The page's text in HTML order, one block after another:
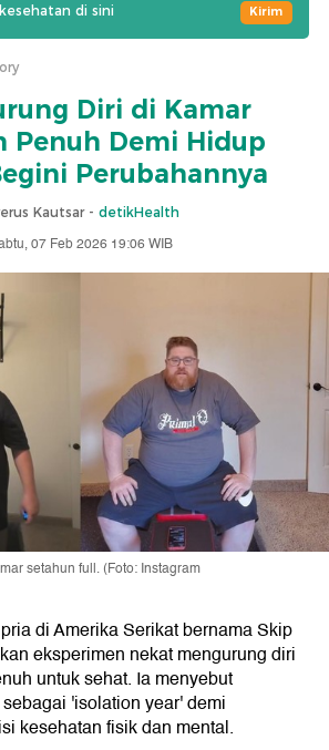
di sini Kirim
Diri di Kamar
Penuh Demi Hidup
Perubahannya
Kautsar - detikHealth
07 Feb 2026 19:06 WIB
setahun full. (Foto: Instagram
di Amerika Serikat bernama Skip
eksperimen nekat mengurung diri
untuk sehat. Ia menyebut
'isolation year' demi
kesehatan fisik dan mental.